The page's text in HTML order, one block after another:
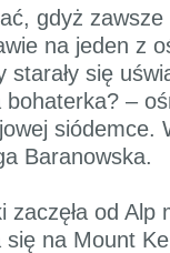
gdyż
na jeden z
starały się
–
siódemce.
Baranowska.
od Alp
się na Mount